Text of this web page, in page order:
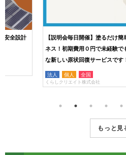
安全設計
【説明会毎日開催】塗るだけ
ネス！初期費用０円で未経験で
な新しい原状回復サービスです
法人 個人 全国
くらしクリエイト株式会社
もっと見